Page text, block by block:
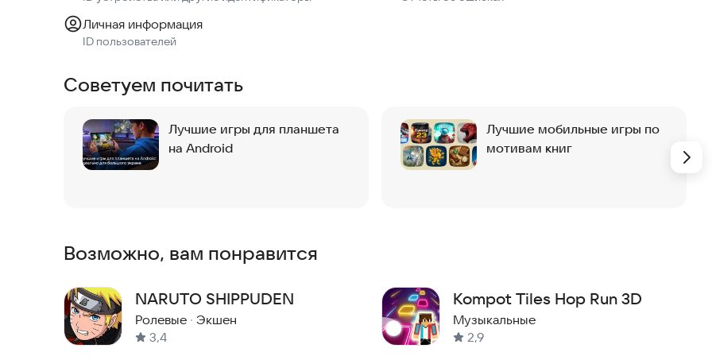
Личная информация
ID пользователей
Советуем почитать
Лучшие игры для планшета
на Android
Лучшие мобильные игры по
мотивам книг
Возможно, вам понравится
NARUTO SHIPPUDEN
Ролевые · Экшен
3,4
Kompot Tiles Hop Run 3D
Музыкальные
2,9